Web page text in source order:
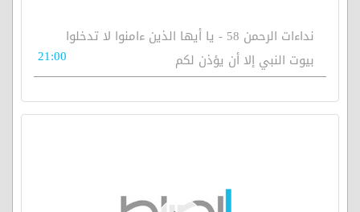
نداءات الرحمن 58 - يا أيها الذين ءامنوا لا تدخلوا
بيوت النبي إلا أن يؤذن لكم
21:00